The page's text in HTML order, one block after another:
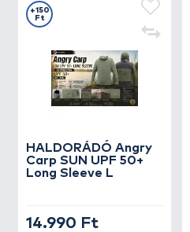
HALDORÁDÓ Angry
Carp SUN UPF 50+
Long Sleeve L
+150
Ft
14.990 Ft